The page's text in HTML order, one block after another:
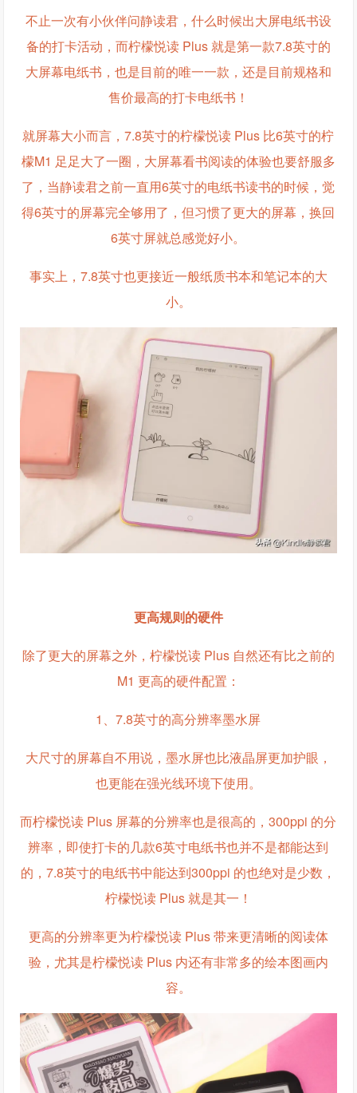
不止一次有小伙伴问静读君，什么时候出大屏电纸书设
备的打卡活动，而柠檬悦读 Plus 就是第一款7.8英寸的
大屏幕电纸书，也是目前的唯一一款，还是目前规格和
售价最高的打卡电纸书！
就屏幕大小而言，7.8英寸的柠檬悦读 Plus 比6英寸的柠
檬M1 足足大了一圈，大屏幕看书阅读的体验也要舒服多
了，当静读君之前一直用6英寸的电纸书读书的时候，觉
得6英寸的屏幕完全够用了，但习惯了更大的屏幕，换回
6英寸屏就总感觉好小。
事实上，7.8英寸也更接近一般纸质书本和笔记本的大
小。
更高规则的硬件
除了更大的屏幕之外，柠檬悦读 Plus 自然还有比之前的
M1 更高的硬件配置：
1、7.8英寸的高分辨率墨水屏
大尺寸的屏幕自不用说，墨水屏也比液晶屏更加护眼，
也更能在强光线环境下使用。
而柠檬悦读 Plus 屏幕的分辨率也是很高的，300ppi 的分
辨率，即使打卡的几款6英寸电纸书也并不是都能达到
的，7.8英寸的电纸书中能达到300ppi 的也绝对是少数，
柠檬悦读 Plus 就是其一！
更高的分辨率更为柠檬悦读 Plus 带来更清晰的阅读体
验，尤其是柠檬悦读 Plus 内还有非常多的绘本图画内
容。